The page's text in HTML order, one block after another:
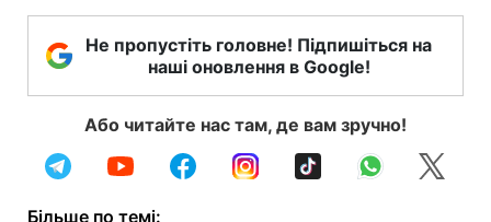
Не пропустіть головне! Підпишіться на
наші оновлення в Google!
Або читайте нас там, де вам зручно!
Більше по темі: